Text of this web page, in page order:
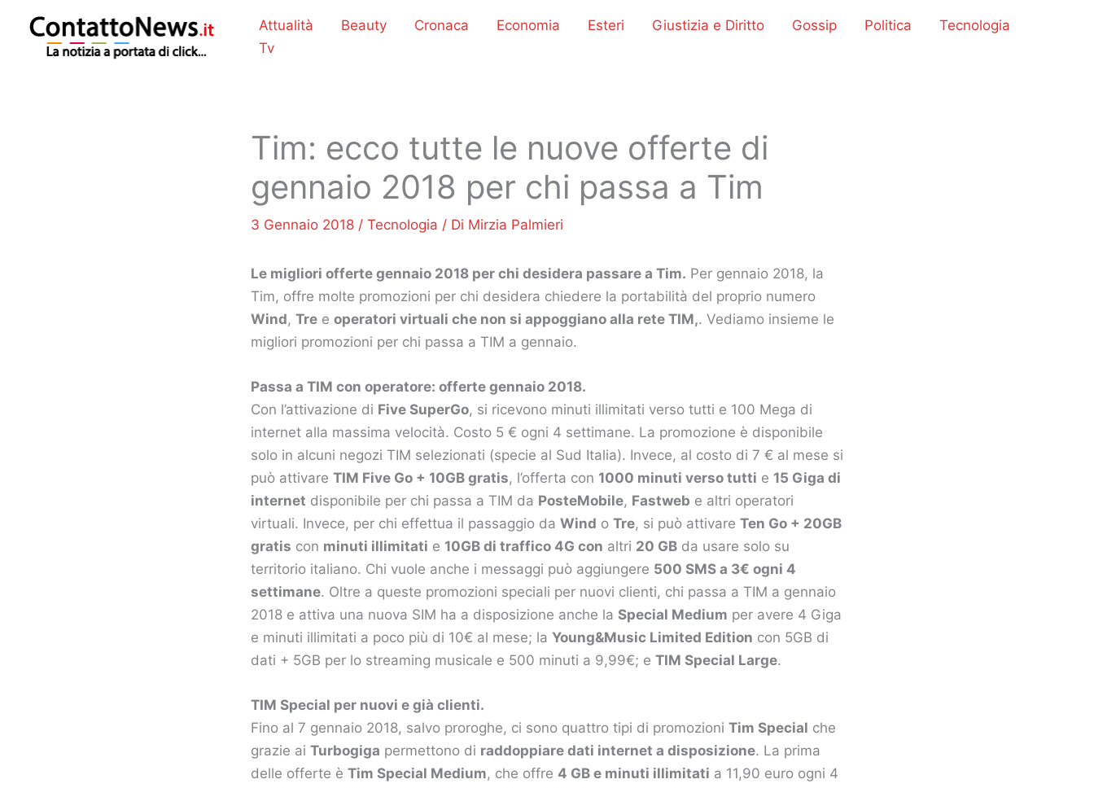
contenuto
Attualità Beauty Cronaca Economia Esteri Giustizia e Diritto Gossip Politica
Tecnologia
Tv
Tim: ecco tutte le nuove offerte di
gennaio 2018 per chi passa a Tim
3 Gennaio 2018 / Tecnologia / Di Mirzia Palmieri
Le migliori offerte gennaio 2018 per chi desidera passare a Tim. Per gennaio 2018, la
Tim, offre molte promozioni per chi desidera chiedere la portabilità del proprio numero
Wind, Tre e operatori virtuali che non si appoggiano alla rete TIM,. Vediamo insieme le
migliori promozioni per chi passa a TIM a gennaio.
Passa a TIM con operatore: offerte gennaio 2018.
Con l’attivazione di Five SuperGo, si ricevono minuti illimitati verso tutti e 100 Mega di
internet alla massima velocità. Costo 5 € ogni 4 settimane. La promozione è disponibile
solo in alcuni negozi TIM selezionati (specie al Sud Italia). Invece, al costo di 7 € al mese si
può attivare TIM Five Go + 10GB gratis, l’offerta con 1000 minuti verso tutti e 15 Giga di
internet disponibile per chi passa a TIM da PosteMobile, Fastweb e altri operatori
virtuali. Invece, per chi effettua il passaggio da Wind o Tre, si può attivare Ten Go + 20GB
gratis con minuti illimitati e 10GB di traffico 4G con altri 20 GB da usare solo su
territorio italiano. Chi vuole anche i messaggi può aggiungere 500 SMS a 3€ ogni 4
settimane. Oltre a queste promozioni speciali per nuovi clienti, chi passa a TIM a gennaio
2018 e attiva una nuova SIM ha a disposizione anche la Special Medium per avere 4 Giga
e minuti illimitati a poco più di 10€ al mese; la Young&Music Limited Edition con 5GB di
dati + 5GB per lo streaming musicale e 500 minuti a 9,99€; e TIM Special Large.
TIM Special per nuovi e già clienti.
Fino al 7 gennaio 2018, salvo proroghe, ci sono quattro tipi di promozioni Tim Special che
grazie ai Turbogiga permettono di raddoppiare dati internet a disposizione. La prima
delle offerte è Tim Special Medium, che offre 4 GB e minuti illimitati a 11,90 euro ogni 4